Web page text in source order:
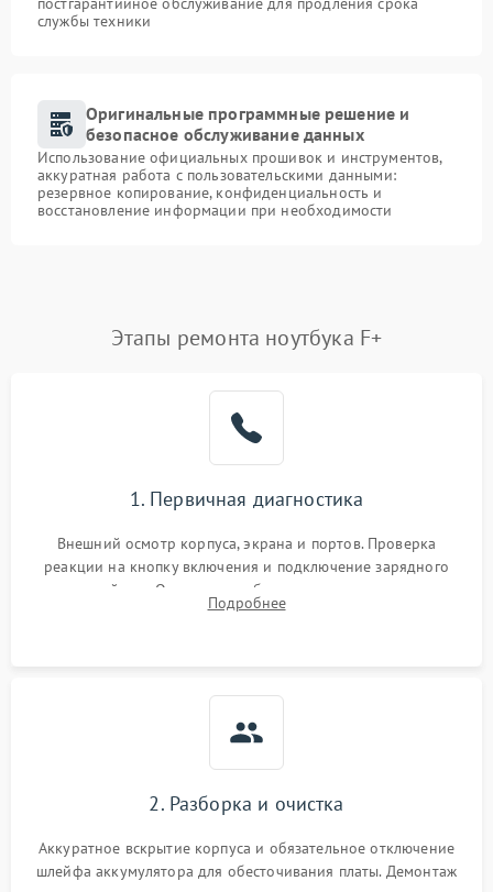
службы техники
Оригинальные программные решение и
безопасное обслуживание данных
Использование официальных прошивок и инструментов,
аккуратная работа с пользовательскими данными:
резервное копирование, конфиденциальность и
восстановление информации при необходимости
Этапы ремонта ноутбука F+
1. Первичная диагностика
Внешний осмотр корпуса, экрана и портов. Проверка
реакции на кнопку включения и подключение зарядного
устройства. Оценка потребления тока с помощью
лабораторного блока питания для локализации проблемы.
Подробнее
2. Разборка и очистка
Аккуратное вскрытие корпуса и обязательное отключение
шлейфа аккумулятора для обесточивания платы. Демонтаж